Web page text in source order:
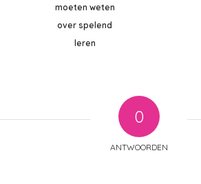
moeten weten
over spelend
leren
0
ANTWOORDEN